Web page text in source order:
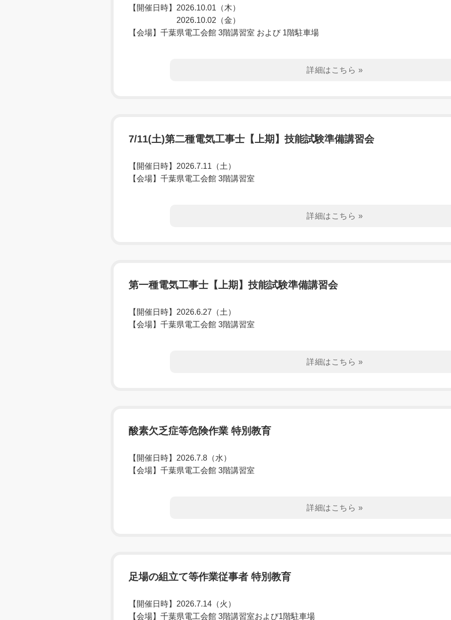
【開催日時】2026.10.01（木）
2026.10.02（金）
【会場】千葉県電工会館 3階講習室 および 1階駐車場
7/11(土)第二種電気工事士【上期】技能試験準備講習会
【開催日時】2026.7.11（土）
【会場】千葉県電工会館 3階講習室
第一種電気工事士【上期】技能試験準備講習会
【開催日時】2026.6.27（土）
【会場】千葉県電工会館 3階講習室
酸素欠乏症等危険作業 特別教育
【開催日時】2026.7.8（水）
【会場】千葉県電工会館 3階講習室
足場の組立て等作業従事者 特別教育
【開催日時】2026.7.14（火）
【会場】千葉県電工会館 3階講習室および1階駐車場